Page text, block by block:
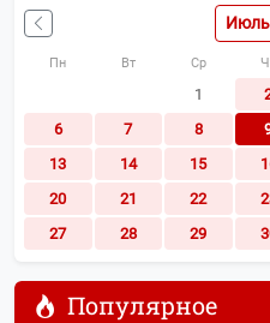
Пн Вт Ср
1
6
7 8
13
14 15
20
21 22
27
28 29
Популярное